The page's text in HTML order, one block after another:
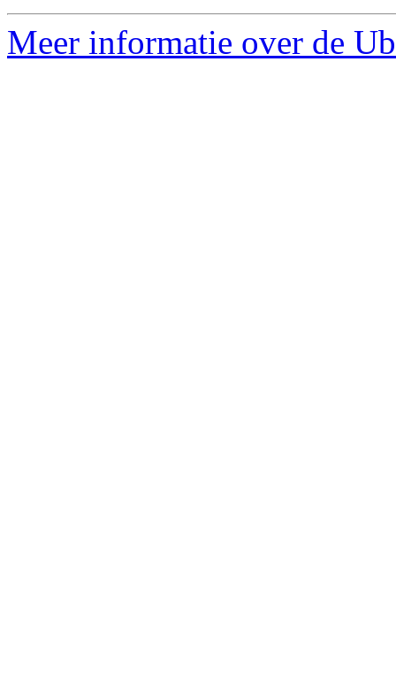
Meer informatie over de